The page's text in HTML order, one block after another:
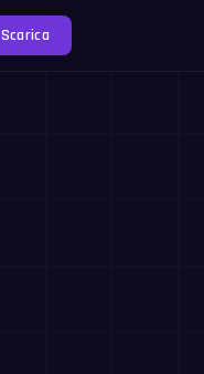
Scarica